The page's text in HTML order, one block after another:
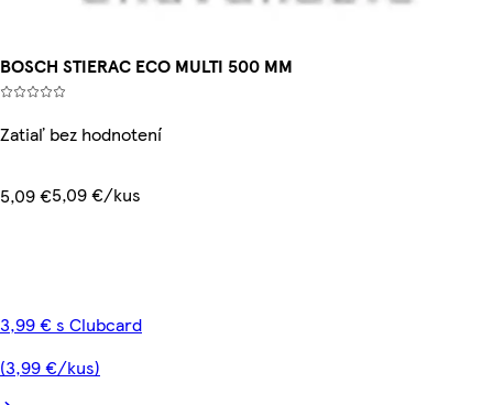
BOSCH STIERAC ECO MULTI 500 MM
Zatiaľ bez hodnotení
5,09 €5,09 €/kus
3,99 € s Clubcard
(3,99 €/kus)